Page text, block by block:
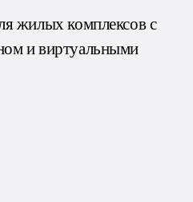
жилых комплексов с
и виртуальными